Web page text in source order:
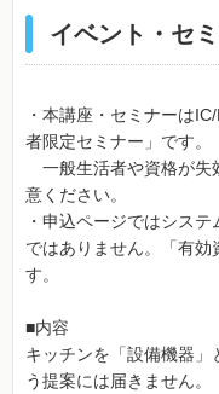
イベント・セ
・本講座・セミナーは
者限定セミナー」です。
一般生活者や資格が失
意ください。
・申込ページではシス
ではありません。「有効
す。
■内容
キッチンを「設備機器
う提案には届きません。